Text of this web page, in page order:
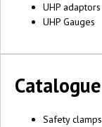
UHP adaptors
UHP Gauges
Catalogue
Safety clamps